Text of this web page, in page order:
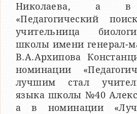
Николаева, а в
«Педагогический
учительница
школы имени генерал-
В.А.Архипова
номинации
лучшим стал
языка школы №40
а в номинации